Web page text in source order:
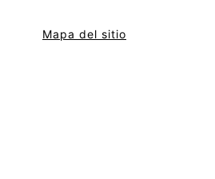
Mapa del sitio